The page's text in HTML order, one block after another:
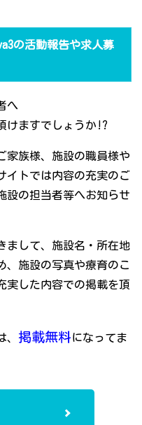
の活動報告や求人募
へ
けますでしょうか!?
家族様、施設の職員様や
イトでは内容の充実のご
設の担当者等へお知らせ
まして、施設名・所在地
、施設の写真や療育のこ
実した内容での掲載を頂
掲載無料になってま